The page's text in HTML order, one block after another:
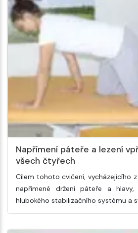
Napřímení páteře a lezení
všech čtyřech
Cílem tohoto cvičení, vycházejícího
napřímené držení páteře a
hlubokého stabilizačního systému a